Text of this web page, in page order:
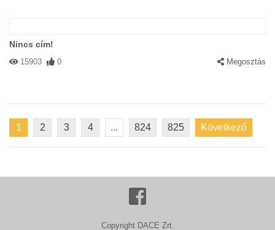
Nincs cím!
15903 0 Megosztás
1 2 3 4 ... 824 825 Következő
Copyright DACE Zrt.